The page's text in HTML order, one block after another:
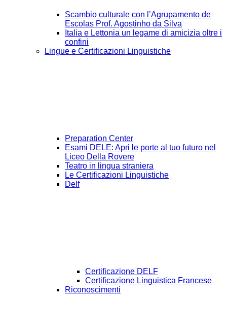
Scambio culturale con l’Agrupamento de
Escolas Prof. Agostinho da Silva
Italia e Lettonia un legame di amicizia oltre i
confini
Lingue e Certificazioni Linguistiche
Preparation Center
Esami DELE: Apri le porte al tuo futuro nel
Liceo Della Rovere
Teatro in lingua straniera
Le Certificazioni Linguistiche
Delf
Certificazione DELF
Certificazione Linguistica Francese
Riconoscimenti